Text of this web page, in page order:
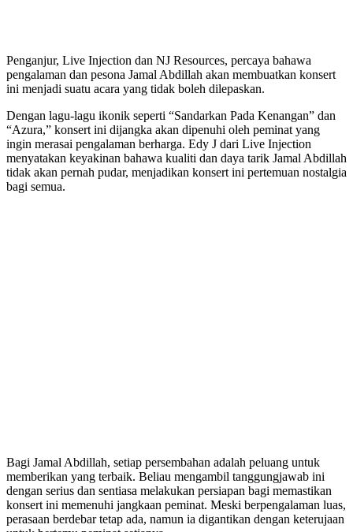
Penganjur, Live Injection dan NJ Resources, percaya bahawa
pengalaman dan pesona Jamal Abdillah akan membuatkan konsert
ini menjadi suatu acara yang tidak boleh dilepaskan.
Dengan lagu-lagu ikonik seperti “Sandarkan Pada Kenangan” dan
“Azura,” konsert ini dijangka akan dipenuhi oleh peminat yang
ingin merasai pengalaman berharga. Edy J dari Live Injection
menyatakan keyakinan bahawa kualiti dan daya tarik Jamal Abdillah
tidak akan pernah pudar, menjadikan konsert ini pertemuan nostalgia
bagi semua.
Bagi Jamal Abdillah, setiap persembahan adalah peluang untuk
memberikan yang terbaik. Beliau mengambil tanggungjawab ini
dengan serius dan sentiasa melakukan persiapan bagi memastikan
konsert ini memenuhi jangkaan peminat. Meski berpengalaman luas,
perasaan berdebar tetap ada, namun ia digantikan dengan keterujaan